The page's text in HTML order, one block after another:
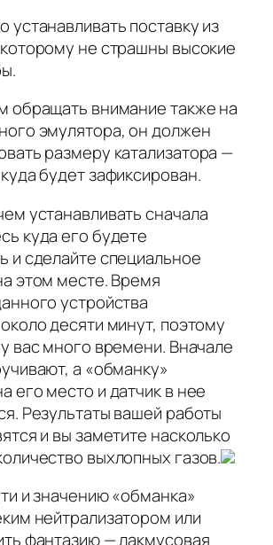
устанавливать поставку из
не страшны высокие
обращать внимание также на
эмулятора, он должен
размеру катализатора —
будет зафиксирован.
устанавливать сначала
куда его будете
и сделайте специальное
этом месте. Время
устройства
десяти минут, поэтому
вас много времени. Вначале
а «обманку»
его место и датчик в нее
Результаты вашей работы
и вы заметите насколько
выхлопных газов.
и значению «обманка»
нейтрализатором или
фантазию — лакмусовая